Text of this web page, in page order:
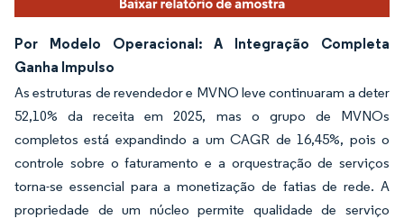
Por Modelo Operacional: A Integração Completa
Ganha Impulso
As estruturas de revendedor e MVNO leve continuaram a deter
52,10% da receita em 2025, mas o grupo de MVNOs
completos está expandindo a um CAGR de 16,45%, pois o
controle sobre o faturamento e a orquestração de serviços
torna-se essencial para a monetização de fatias de rede. A
propriedade de um núcleo permite qualidade de serviço